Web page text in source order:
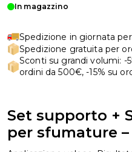
In magazzino
Spedizione in giornata
Spedizione gratuita per
Sconti su grandi volumi: -
ordini da 500€, -15% su
Set supporto +
per sfumature –